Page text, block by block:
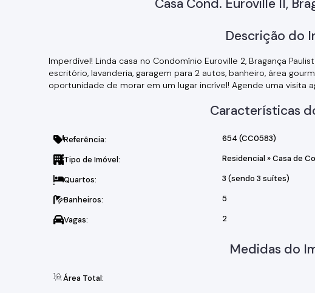
Casa Cond. Euroville II,
Descrição do
Imperdível! Linda casa no Condomínio Euroville 2, Bragança
escritório, lavanderia, garagem para 2 autos, banheiro, área
oportunidade de morar em um lugar incrível! Agende uma visita
Características
Referência: 654 (CC0583)
Tipo de Imóvel: Residencial »Casa de
Quartos: 3 (sendo 3 suítes)
Banheiros: 5
Vagas: 2
Medidas do
Área Total: